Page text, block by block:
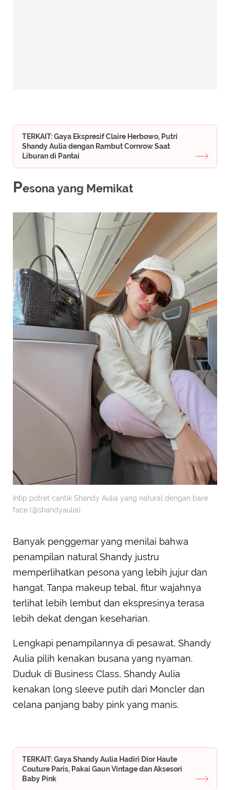
TERKAIT: Gaya Ekspresif Claire Herbowo, Putri
Shandy Aulia dengan Rambut Cornrow Saat
Liburan di Pantai
Pesona yang Memikat
Intip potret cantik Shandy Aulia yang natural dengan bare
face (@shandyaulia)
Banyak penggemar yang menilai bahwa
penampilan natural Shandy justru
memperlihatkan pesona yang lebih jujur dan
hangat. Tanpa makeup tebal, fitur wajahnya
terlihat lebih lembut dan ekspresinya terasa
lebih dekat dengan keseharian.
Lengkapi penampilannya di pesawat, Shandy
Aulia pilih kenakan busana yang nyaman.
Duduk di Business Class, Shandy Aulia
kenakan long sleeve putih dari Moncler dan
celana panjang baby pink yang manis.
TERKAIT: Gaya Shandy Aulia Hadiri Dior Haute
Couture Paris, Pakai Gaun Vintage dan Aksesori
Baby Pink